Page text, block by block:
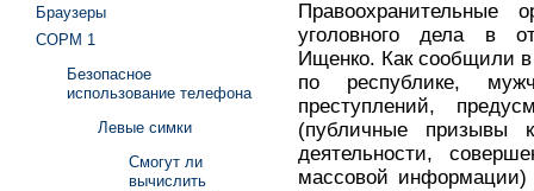
Правоохранительные
уголовного дела в
Ищенко. Как сообщили
по республике,
преступлений,
(публичные призывы
деятельности,
массовой
Браузеры
СОРМ 1
Безопасное
использование телефона
Левые симки
Смогут ли
вычислить